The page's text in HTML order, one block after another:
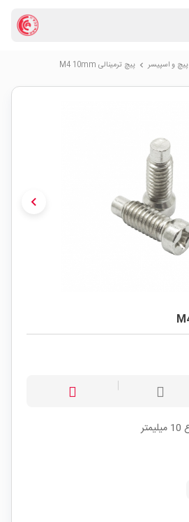
پیچ و اسپیسر chevron_right پیچ ترمینالی M4 10mm
chevron_left